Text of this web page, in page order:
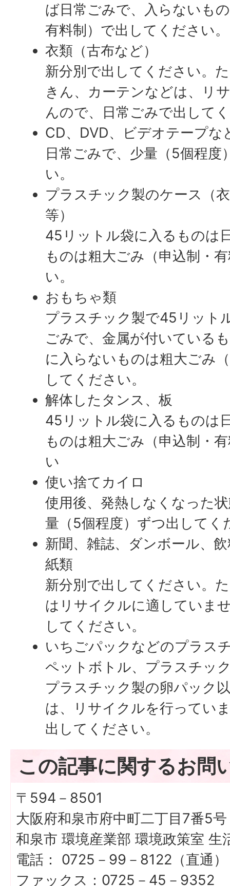
ば日常ごみで、入らないも
有料制）で出してください。
衣類（古布など）
新分別で出してください。
きん、カーテンなどは、リ
んので、日常ごみで出して
CD、DVD、ビデオテープな
日常ごみで、少量（5個程度
い。
プラスチック製のケース（
等）
45リットル袋に入るものは
ものは粗大ごみ（申込制・
い。
おもちゃ類
プラスチック製で45リット
ごみで、金属が付いている
に入らないものは粗大ごみ
してください。
解体したタンス、板
45リットル袋に入るものは
ものは粗大ごみ（申込制・
い
使い捨てカイロ
使用後、発熱しなくなった
量（5個程度）ずつ出してく
新聞、雑誌、ダンボール、
紙類
新分別で出してください。
はリサイクルに適していま
してください。
いちごパックなどのプラス
ペットボトル、プラスチッ
プラスチック製の卵パック
は、リサイクルを行ってい
出してください。
この記事に関するお問
〒594－8501
大阪府和泉市府中町二丁目7番5号
和泉市 環境産業部 環境政策室 生
電話： 0725－99－8122（直通）
ファックス：0725－45－9352